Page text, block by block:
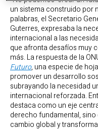
un sistema construido por
palabras, el Secretario
Guterres, expresaba la
internacional a las
que afronta desafíos muy
más. La respuesta de la
Futuro, una especie de
promover un desarrollo
subrayando la necesidad
internacional reforzada.
destaca como un eje
derecho fundamental,
cambio global y